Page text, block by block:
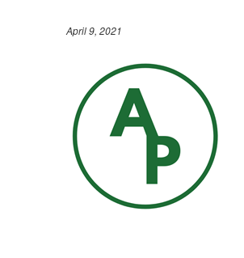
April 9, 2021